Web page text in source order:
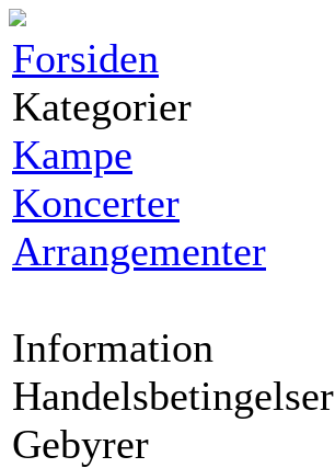
Forsiden
Kategorier
Kampe
Koncerter
Arrangementer
Information
Handelsbetingelser
Gebyrer